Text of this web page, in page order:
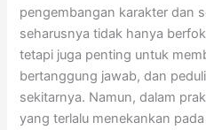
pengembangan karakter dan
seharusnya tidak hanya
tetapi juga penting untuk
bertanggung jawab, dan
sekitarnya. Namun, dalam
yang terlalu menekankan